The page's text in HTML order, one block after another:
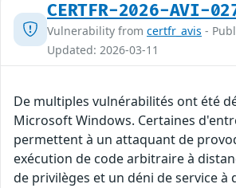
CERTFR-2026-AVI-
Vulnerability from certfr_avis -
Updated: 2026-03-11
De multiples vulnérabilités ont été
Microsoft Windows. Certaines
permettent à un attaquant de
exécution de code arbitraire à
de privilèges et un déni de service à